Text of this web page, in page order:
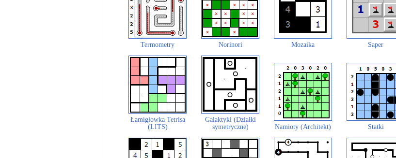
Termometry Norinori Mozaika Saper
Łamigłowka Tetrisa
(LITS)
Galaktyki (Działki
symetryczne)
Namioty (Architekt) Statki